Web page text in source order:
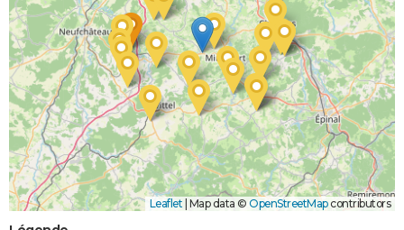
Leaflet | Map data © OpenStreetMapcontributors